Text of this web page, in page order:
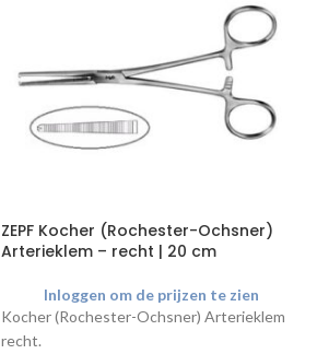
ZEPF Kocher (Rochester-Ochsner)
Arterieklem – recht | 20 cm
Inloggen om de prijzen te zien
Kocher (Rochester-Ochsner) Arterieklem
recht.